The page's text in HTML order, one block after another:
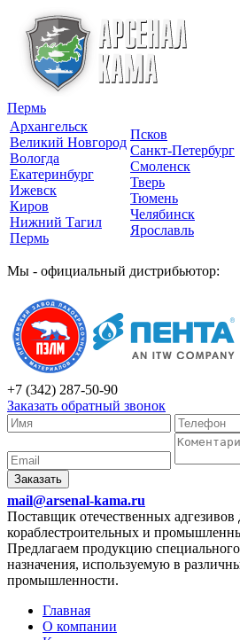
Пермь
Архангельск
Великий Новгород
Вологда
Екатеринбург
Ижевск
Киров
Нижний Тагил
Пермь
Псков
Санкт-Петербург
Смоленск
Тверь
Тюмень
Челябинск
Ярославль
Мы - официальный дистрибьютор:
+7 (342) 287-50-90
Заказать обратный звонок
Заказать
mail@arsenal-kama.ru
Поставщик отечественных
кораблестроительных и
Предлагаем продукцию
назначения, используемую в
промышленности.
Главная
О компании